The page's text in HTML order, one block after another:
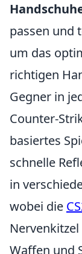
passen und
um das
richtigen
Gegner in
Counter-
basiertes
schnelle
in
wobei die
Waffen und